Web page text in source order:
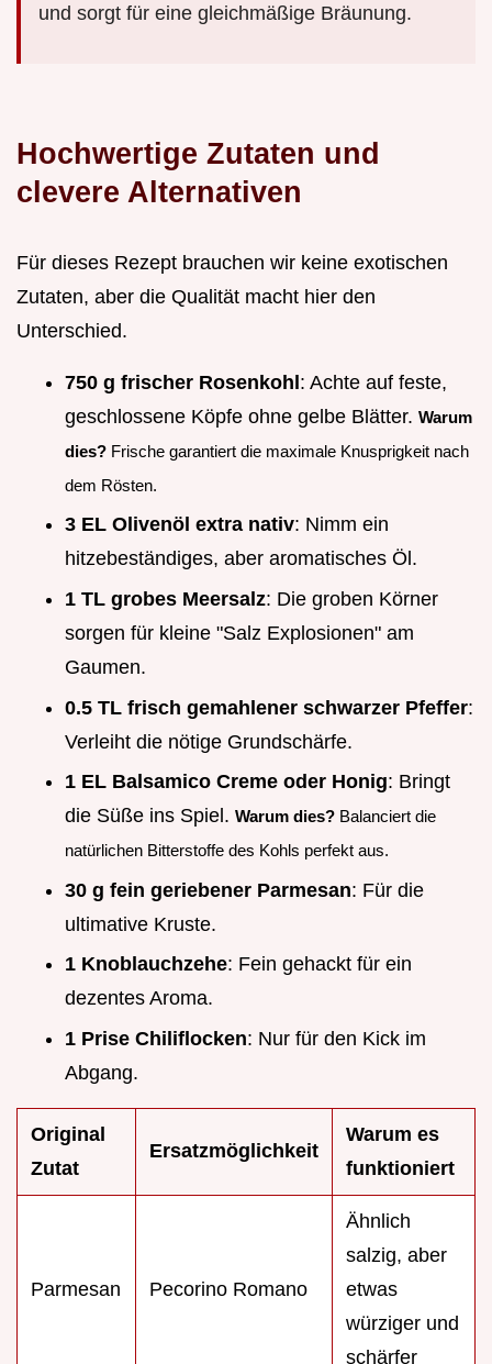
und sorgt für eine gleichmäßige Bräunung.
Hochwertige Zutaten und
clevere Alternativen
Für dieses Rezept brauchen wir keine exotischen
Zutaten, aber die Qualität macht hier den
Unterschied.
750 g frischer Rosenkohl: Achte auf feste,
geschlossene Köpfe ohne gelbe Blätter. Warum
dies? Frische garantiert die maximale Knusprigkeit nach
dem Rösten.
3 EL Olivenöl extra nativ: Nimm ein
hitzebeständiges, aber aromatisches Öl.
1 TL grobes Meersalz: Die groben Körner
sorgen für kleine "Salz Explosionen" am
Gaumen.
0.5 TL frisch gemahlener schwarzer Pfeffer:
Verleiht die nötige Grundschärfe.
1 EL Balsamico Creme oder Honig: Bringt
die Süße ins Spiel. Warum dies? Balanciert die
natürlichen Bitterstoffe des Kohls perfekt aus.
30 g fein geriebener Parmesan: Für die
ultimative Kruste.
1 Knoblauchzehe: Fein gehackt für ein
dezentes Aroma.
1 Prise Chiliflocken: Nur für den Kick im
Abgang.
Original
Zutat
Ersatzmöglichkeit
Warum es
funktioniert
Parmesan Pecorino Romano
Ähnlich
salzig, aber
etwas
würziger und
schärfer